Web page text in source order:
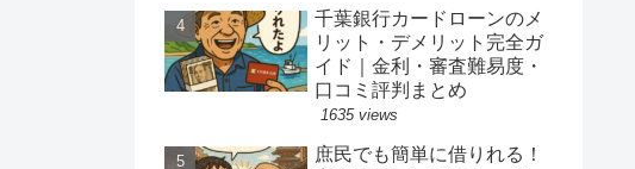
千葉銀行カードローンのメ
リット・デメリット完全ガ
イド｜金利・審査難易度・
口コミ評判まとめ
1635 views
庶民でも簡単に借りれる！